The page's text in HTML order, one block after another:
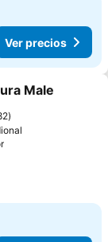
Ver precios
Male